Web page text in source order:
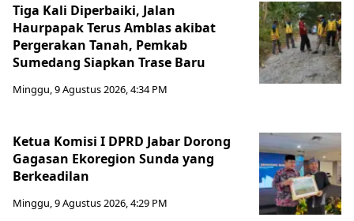
Tiga Kali Diperbaiki, Jalan
Haurpapak Terus Amblas akibat
Pergerakan Tanah, Pemkab
Sumedang Siapkan Trase Baru
Minggu, 9 Agustus 2026, 4:34 PM
Ketua Komisi I DPRD Jabar Dorong
Gagasan Ekoregion Sunda yang
Berkeadilan
Minggu, 9 Agustus 2026, 4:29 PM